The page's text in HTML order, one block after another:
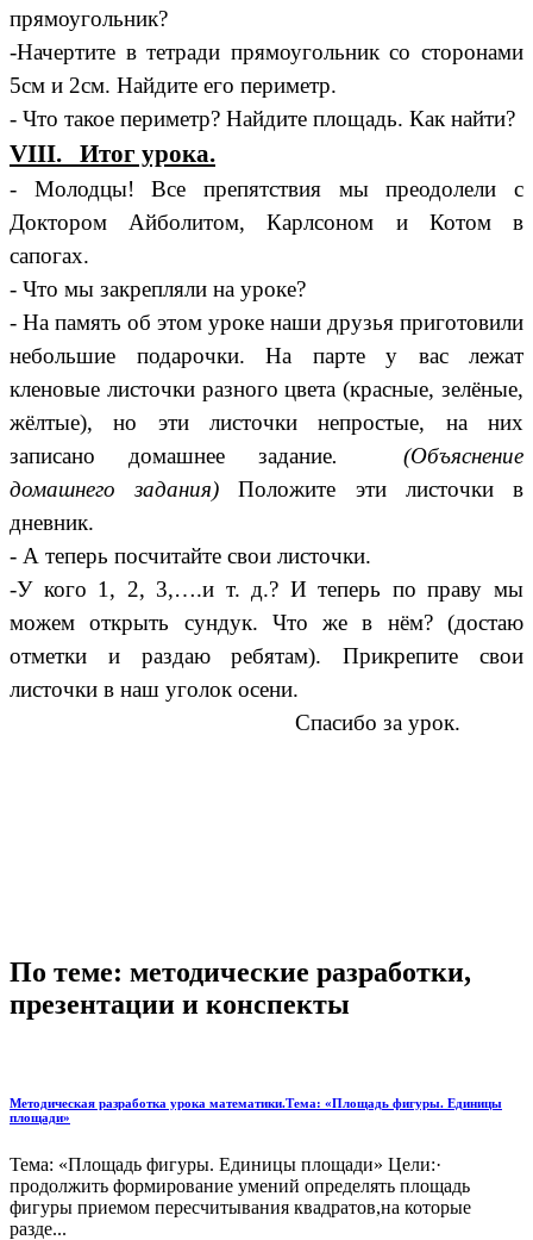
прямоугольник?
-Начертите в тетради прямоугольник со сторонами
5см и 2см. Найдите его периметр.
- Что такое периметр? Найдите площадь. Как найти?
VIII. Итог урока.
- Молодцы! Все препятствия мы преодолели с
Доктором Айболитом, Карлсоном и Котом в
сапогах.
- Что мы закрепляли на уроке?
- На память об этом уроке наши друзья приготовили
небольшие подарочки. На парте у вас лежат
кленовые листочки разного цвета (красные, зелёные,
жёлтые), но эти листочки непростые, на них
записано домашнее задание. (Объяснение
домашнего
задания) Положите эти листочки в
дневник.
- А теперь посчитайте свои листочки.
-У кого 1, 2, 3,….и т. д.? И теперь по праву мы
можем открыть сундук. Что же в нём? (достаю
отметки и раздаю ребятам). Прикрепите свои
листочки в наш уголок осени.
Спасибо за урок.
По теме: методические разработки,
презентации и конспекты
Методическая разработка урока математики.Тема: «Площадь фигуры. Единицы
площади»
Тема: «Площадь фигуры. Единицы площади» Цели:·
продолжить формирование умений определять площадь
фигуры приемом пересчитывания квадратов,на которые
разде...